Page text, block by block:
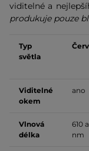
viditelné a
produkuje pouze
Typ
světla
Viditelné
okem
ano
Vlnová
délka
610
nm